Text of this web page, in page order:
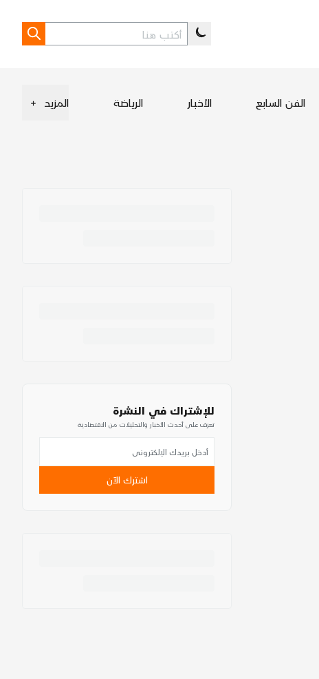
الفن السابع الأخبار الرياضة المزيد +
للإشتراك في النشرة
تعرف على أحدث الأخبار والتحليلات من الاقتصادية
اشترك الآن